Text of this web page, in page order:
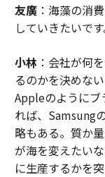
友廣：海藻の消
していきたいです
小林：会社が何
るのかを決めな
Appleのようにブ
れば、Samsung
略もある。質か
が海を変えたい
に生産するかを